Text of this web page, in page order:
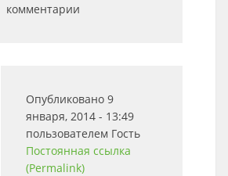
комментарии
Опубликовано 9
января, 2014 - 13:49
пользователем Гость
Постоянная ссылка
(Permalink)